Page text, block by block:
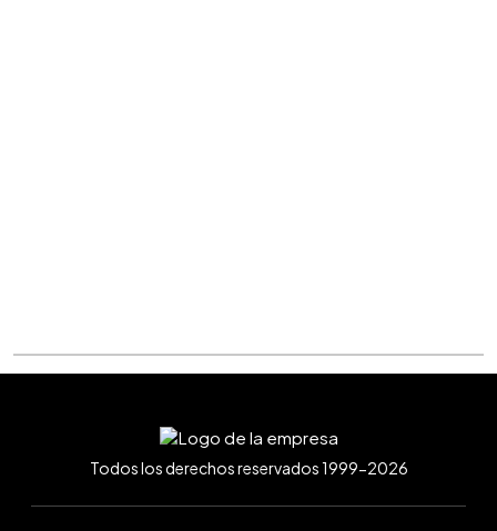
Todos los derechos reservados 1999-2026